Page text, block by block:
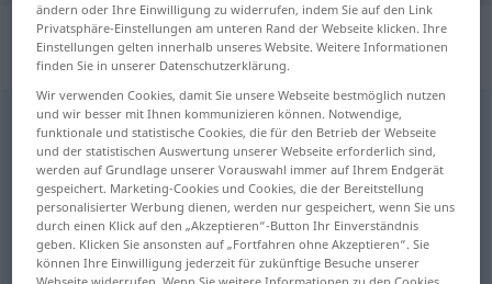
„Teil“: sächlich, neutral | männlich,
maskulin
Teilnodm
Übersicht aller Übersetzungen
(Für mehr Details die Übersetzung anklicken/antippen)
део
ändern oder Ihre Einwilligung zu widerrufen, indem Sie auf den Link
Privatsphäre-Einstellungen am unteren Rand der Webseite klicken. Ihre
Einstellungen gelten innerhalb unseres Website. Weitere Informationen
finden Sie in unserer Datenschutzerklärung.
Wir verwenden Cookies, damit Sie unsere Webseite bestmöglich nutzen
und wir besser mit Ihnen kommunizieren können. Notwendige,
funktionale und statistische Cookies, die für den Betrieb der Webseite
und der statistischen Auswertung unserer Webseite erforderlich sind,
werden auf Grundlage unserer Vorauswahl immer auf Ihrem Endgerät
gespeichert. Marketing-Cookies und Cookies, die der Bereitstellung
personalisierter Werbung dienen, werden nur gespeichert, wenn Sie uns
durch einen Klick auf den „Akzeptieren“-Button Ihr Einverständnis
geben. Klicken Sie ansonsten auf „Fortfahren ohne Akzeptieren“. Sie
können Ihre Einwilligung jederzeit für zukünftige Besuche unserer